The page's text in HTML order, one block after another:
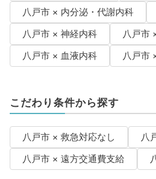
八戸市 × 内分泌・代謝内科
八戸市 × 神経内科
八戸市
八戸市 × 血液内科
八戸市
こだわり条件から探す
八戸市 × 救急対応なし
八
八戸市 × 遠方交通費支給